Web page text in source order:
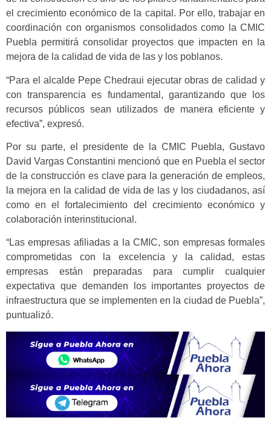
el crecimiento económico de la capital. Por ello, trabajar en
coordinación con organismos consolidados como la CMIC
Puebla permitirá consolidar proyectos que impacten en la
mejora de la calidad de vida de las y los poblanos.
“Para el alcalde Pepe Chedraui ejecutar obras de calidad y
con transparencia es fundamental, garantizando que los
recursos públicos sean utilizados de manera eficiente y
efectiva”, expresó.
Por su parte, el presidente de la CMIC Puebla, Gustavo
David Vargas Constantini mencionó que en Puebla el sector
de la construcción es clave para la generación de empleos,
la mejora en la calidad de vida de las y los ciudadanos, así
como en el fortalecimiento del crecimiento económico y
colaboración interinstitucional.
“Las empresas afiliadas a la CMIC, son empresas formales
comprometidas con la excelencia y la calidad, estas
empresas están preparadas para cumplir cualquier
expectativa que demanden los importantes proyectos de
infraestructura que se implementen en la ciudad de Puebla”,
puntualizó.